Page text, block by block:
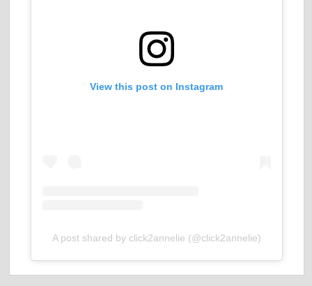
View this post on Instagram
A post shared by click2annelie (@click2annelie)